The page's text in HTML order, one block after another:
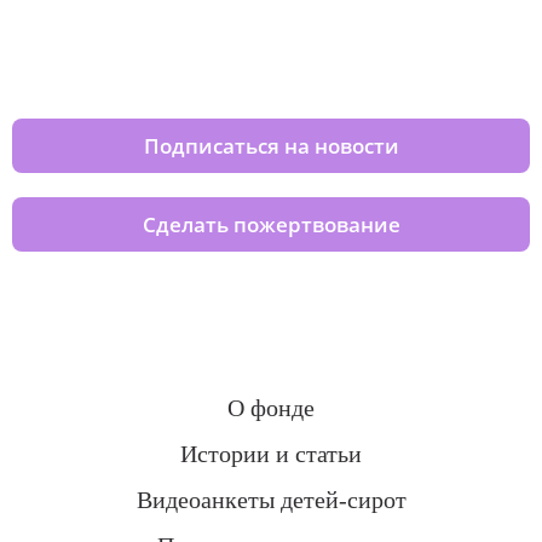
Подписаться на новости
Сделать пожертвование
О фонде
Истории и статьи
Видеоанкеты детей-сирот